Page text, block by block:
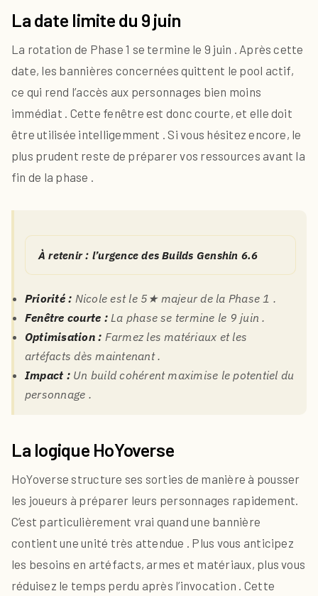
La date limite du 9 juin
La rotation de Phase 1 se termine le 9 juin . Après cette
date, les bannières concernées quittent le pool actif,
ce qui rend l’accès aux personnages bien moins
immédiat . Cette fenêtre est donc courte, et elle doit
être utilisée intelligemment . Si vous hésitez encore, le
plus prudent reste de préparer vos ressources avant la
fin de la phase .
À retenir : l’urgence des Builds Genshin 6.6
Priorité : Nicole est le 5★ majeur de la Phase 1 .
Fenêtre courte :La phase se termine le 9 juin .
Optimisation : Farmez les matériaux et les
artéfacts dès maintenant .
Impact :Un build cohérent maximise le potentiel du
personnage .
La logique HoYoverse
HoYoverse structure ses sorties de manière à pousser
les joueurs à préparer leurs personnages rapidement.
C’est particulièrement vrai quand une bannière
contient une unité très attendue . Plus vous anticipez
les besoins en artéfacts, armes et matériaux, plus vous
réduisez le temps perdu après l’invocation . Cette